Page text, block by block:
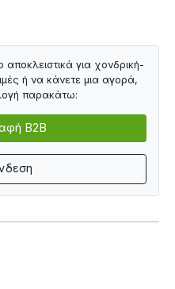
αποκλειστικά για χονδρική-
ή να κάνετε μια αγορά,
παρακάτω:
B2B